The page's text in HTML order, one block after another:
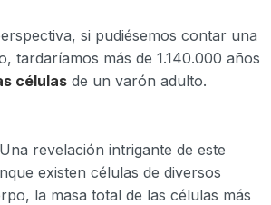
si pudiésemos contar una
tardaríamos más de 1.140.000 años
células de un varón adulto.
revelación intrigante de este
existen células de diversos
la masa total de las células más